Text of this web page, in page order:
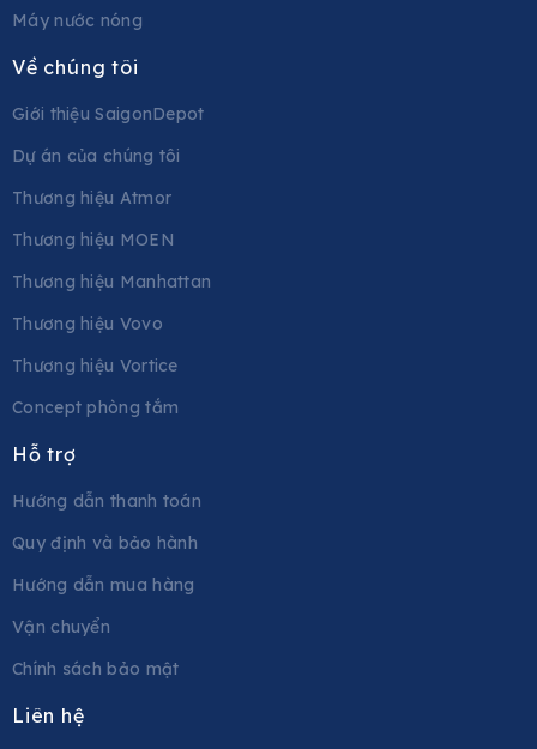
Máy nước nóng
Về chúng tôi
Giới thiệu SaigonDepot
Dự án của chúng tôi
Thương hiệu Atmor
Thương hiệu MOEN
Thương hiệu Manhattan
Thương hiệu Vovo
Thương hiệu Vortice
Concept phòng tắm
Hỗ trợ
Hướng dẫn thanh toán
Quy định và bảo hành
Hướng dẫn mua hàng
Vận chuyển
Chính sách bảo mật
Liên hệ